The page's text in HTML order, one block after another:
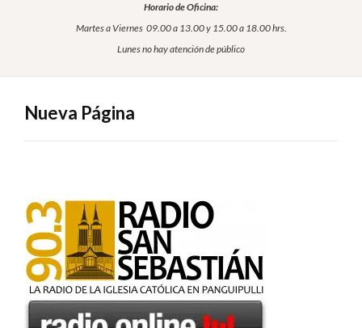
Horario de Oficina:
Martes a Viernes 09.00 a 13.00 y 15.00 a 18.00 hrs.
Lunes no hay atención de público
Nueva Página